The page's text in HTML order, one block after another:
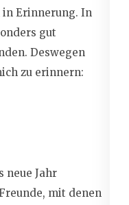
Erinnerung. In
gut
Deswegen
zu erinnern:
neue Jahr
mit denen